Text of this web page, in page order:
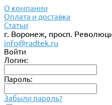
О компании
Оплата и доставка
Статьи
г. Воронеж, просп.
info@radtek.ru
Войти
Логин:
Пароль:
Забыли пароль?